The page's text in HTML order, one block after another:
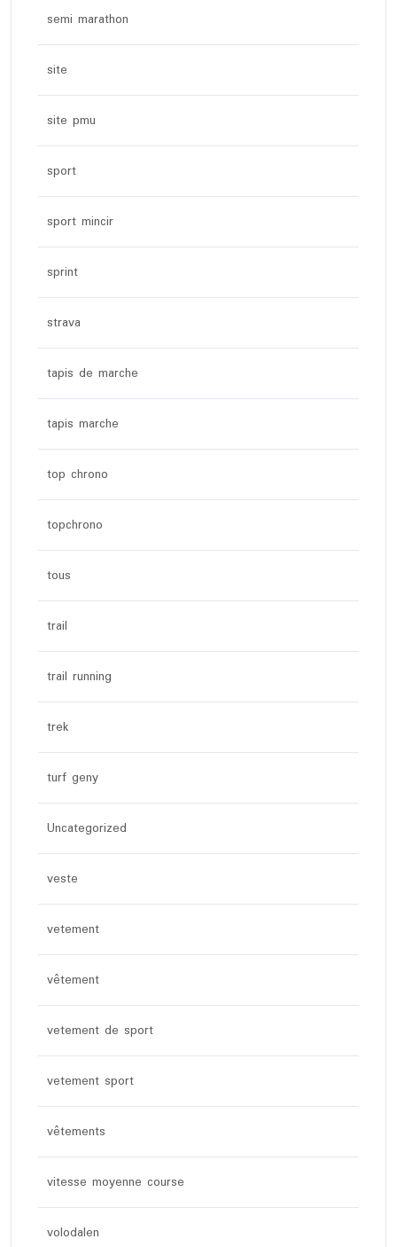
semi marathon
site
site pmu
sport
sport mincir
sprint
strava
tapis de marche
tapis marche
top chrono
topchrono
tous
trail
trail running
trek
turf geny
Uncategorized
veste
vetement
vêtement
vetement de sport
vetement sport
vêtements
vitesse moyenne course
volodalen